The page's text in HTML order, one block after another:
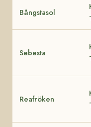
Bångstasol
Sebesta
Reafröken